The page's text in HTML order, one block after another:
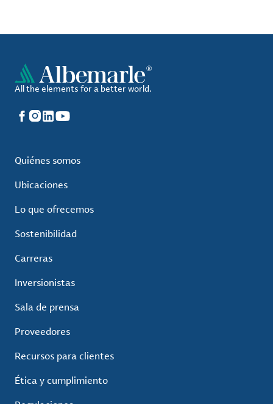
All the elements for a better world.
Facebook
Instagram
LinkedIn
YouTube
Quiénes somos
Ubicaciones
Lo que ofrecemos
Sostenibilidad
Carreras
Inversionistas
Sala de prensa
Proveedores
Recursos para clientes
Ética y cumplimiento